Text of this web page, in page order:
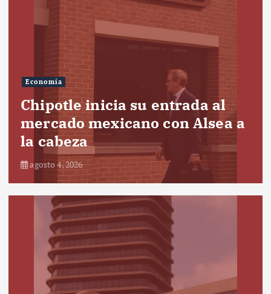
Economía
Chipotle inicia su entrada al
mercado mexicano con Alsea a
la cabeza
agosto 4, 2026